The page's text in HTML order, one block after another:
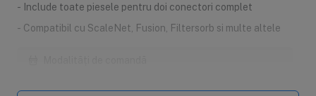
- Include toate piesele pentru doi conectori complet
- Compatibil cu ScaleNet, Fusion, Filtersorb si multe altele
Modalități de plată